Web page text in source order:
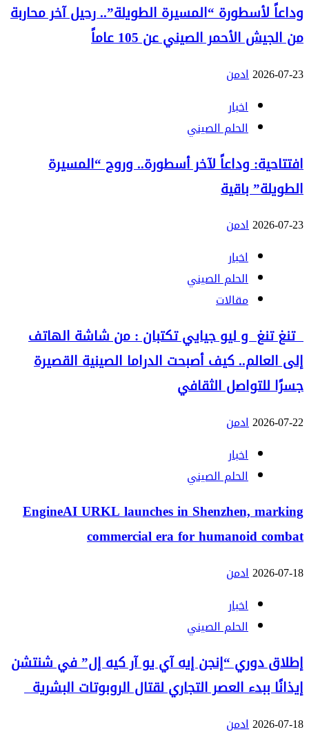
وداعاً لأسطورة “المسيرة الطويلة”.. رحيل آخر محاربة
من الجيش الأحمر الصيني عن 105 عاماً
2026-07-23ادمن
اخبار
الحلم الصيني
افتتاحية: وداعاً لآخر أسطورة.. وروح “المسيرة
الطويلة” باقية
2026-07-23ادمن
اخبار
الحلم الصيني
مقالات
تنغ تنغ و ليو جيايي تكتبان : من شاشة الهاتف
إلى العالم.. كيف أصبحت الدراما الصينية القصيرة
جسرًا للتواصل الثقافي
2026-07-22ادمن
اخبار
الحلم الصيني
EngineAI URKL launches in Shenzhen, marking
commercial era for humanoid combat
2026-07-18ادمن
اخبار
الحلم الصيني
إطلاق دوري “إنجن إيه آي يو آر كيه إل” في شنتشن
إيذانًا ببدء العصر التجاري لقتال الروبوتات البشرية
2026-07-18ادمن